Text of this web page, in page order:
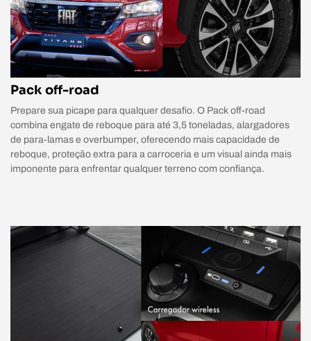
Pack off-road
Prepare sua picape para qualquer desafio. O Pack off-road
combina engate de reboque para até 3,5 toneladas, alargadores
de para-lamas e overbumper, oferecendo mais capacidade de
reboque, proteção extra para a carroceria e um visual ainda mais
imponente para enfrentar qualquer terreno com confiança.